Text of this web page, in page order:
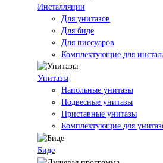
Инсталляции
Для унитазов
Для биде
Для писсуаров
Комплектующие для
Унитазы
Напольные унитазы
Подвесные унитазы
Приставные унитазы
Комплектующие для
Биде